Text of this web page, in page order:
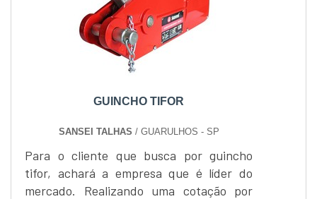
GUINCHO TIFOR
SANSEI TALHAS / GUARULHOS - SP
Para o cliente que busca por guincho
tifor, achará a empresa que é líder do
mercado. Realizando uma cotação por